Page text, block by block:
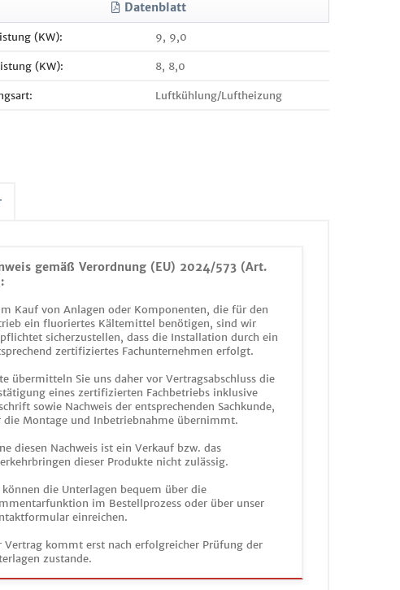
Datenblatt
(KW): 9, 9,0
(KW): 8, 8,0
Luftkühlung/Luftheizung
gemäß Verordnung (EU) 2024/573 (Art.
Kauf von Anlagen oder Komponenten, die für den
ein fluoriertes Kältemittel benötigen, sind wir
sicherzustellen, dass die Installation durch ein
zertifiziertes Fachunternehmen erfolgt.
übermitteln Sie uns daher vor Vertragsabschluss die
eines zertifizierten Fachbetriebs inklusive
sowie Nachweis der entsprechenden Sachkunde,
die Montage und Inbetriebnahme übernimmt.
diesen Nachweis ist ein Verkauf bzw. das
dieser Produkte nicht zulässig.
können die Unterlagen bequem über die
im Bestellprozess oder über unser
einreichen.
Vertrag kommt erst nach erfolgreicher Prüfung der
zustande.